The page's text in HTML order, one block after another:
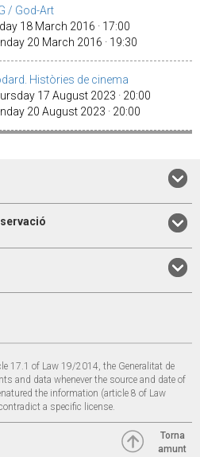
/ God-Art
18 March 2016 · 17:00
20 March 2016 · 19:30
Històries de cinema
17 August 2023 · 20:00
20 August 2023 · 20:00
17.1 of Law 19/2014, the Generalitat de
and data whenever the source and date of
the information (article 8 of Law
a specific license.
Torna
amunt